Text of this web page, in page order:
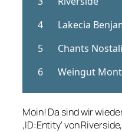
Moin! Da sind wir
‚ID:Entity‘ von